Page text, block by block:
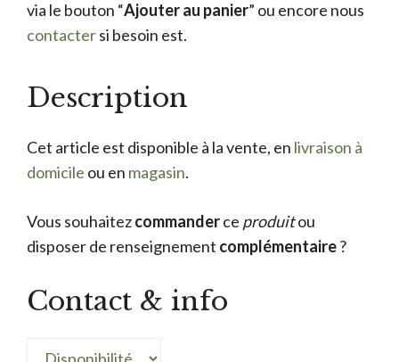
via le bouton “Ajouter au panier” ou encore nous
contactersi besoin est.
Description
Cet article est disponible à la vente, en livraison à
domicile ou en magasin.
Vous souhaitezcommanderce produitou
disposer de renseignement complémentaire?
Contact & info